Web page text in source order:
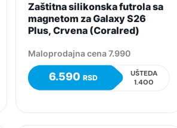
Zaštitna silikonska futrola sa
magnetom za Galaxy S26
Plus, Crvena (Coralred)
Maloprodajna cena 7.990
6.590RSD
UŠTEDA
1.400